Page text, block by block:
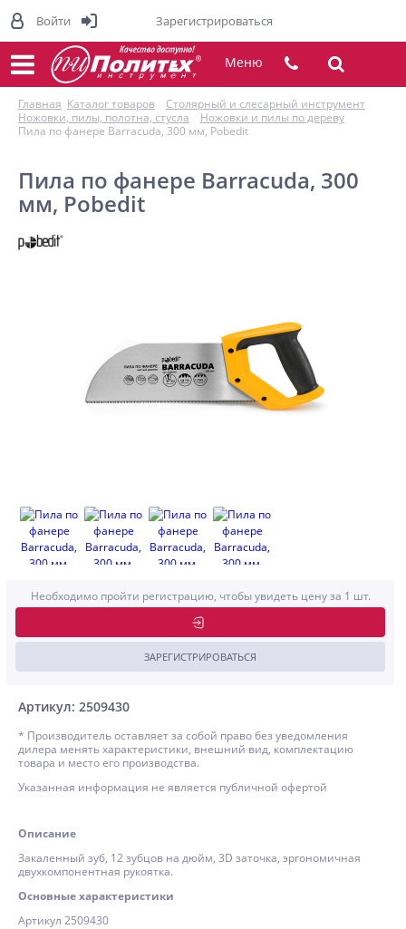
Меню
Главная Каталог товаров
Столярный и слесарный инструмент
Ножовки, пилы, полотна, стусла
Ножовки и пилы по дереву
Пила по фанере Barracuda, 300 мм, Pobedit
Пила по фанере Barracuda, 300
мм, Pobedit
Артикул: 2509430
Необходимо пройти регистрацию, чтобы увидеть цену за 1 шт.
ЗАРЕГИСТРИРОВАТЬСЯ
* Производитель оставляет за собой право без уведомления
дилера менять характеристики, внешний вид, комплектацию
товара и место его производства.
Указанная информация не является публичной офертой
Описание
Закаленный зуб, 12 зубцов на дюйм, 3D заточка, эргономичная
двухкомпонентная рукоятка.
Основные характеристики
Артикул 2509430
Войти Зарегистрироваться